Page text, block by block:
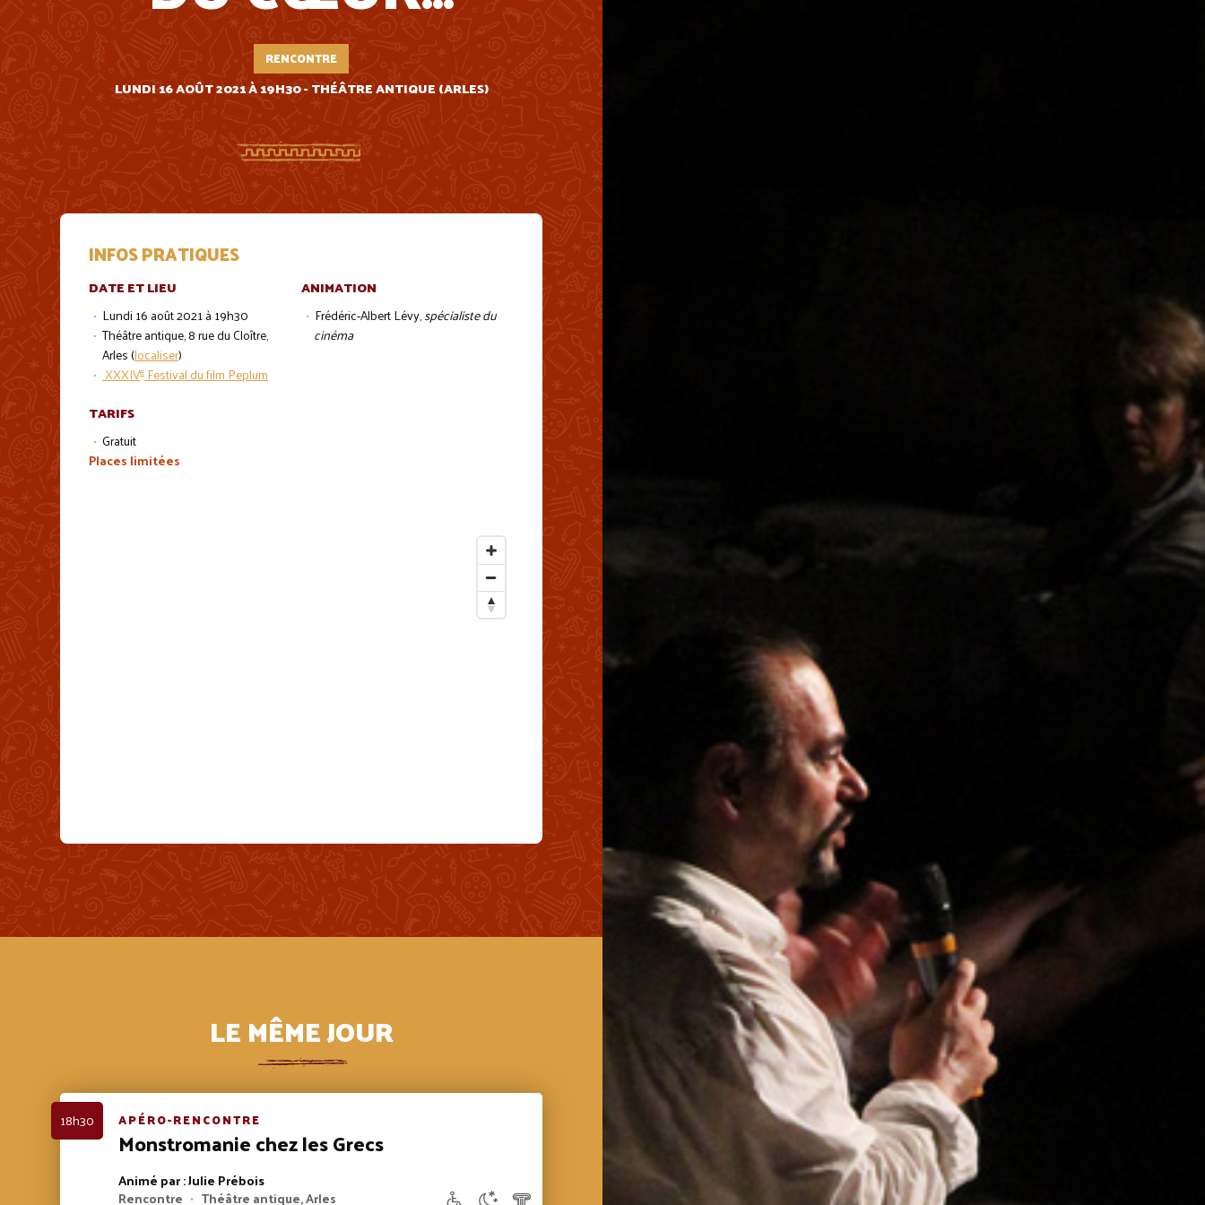
RENCONTRE
LUNDI 16 AOÛT 2021 À 19H30 - THÉÂTRE ANTIQUE (ARLES)
INFOS PRATIQUES
DATE ET LIEU
Lundi 16 août 2021 à 19h30
Théâtre antique, 8 rue du Cloître,
Arles (localiser)
XXXIVe Festival du film Peplum
TARIFS
Gratuit
ANIMATION
Frédéric-Albert Lévy,spécialiste du
cinéma
Places limitées
LE MÊME JOUR
18h30 APÉRO-RENCONTRE
Monstromanie chez les Grecs
Animé par : Julie Prébois
Rencontre • Théâtre antique, Arles